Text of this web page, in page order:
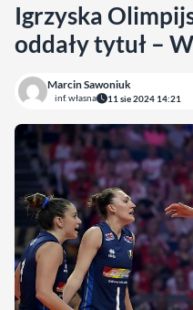
Igrzyska
oddały tytuł –
Marcin Sawoniuk
inf. własna 11 sie 2024 14:21